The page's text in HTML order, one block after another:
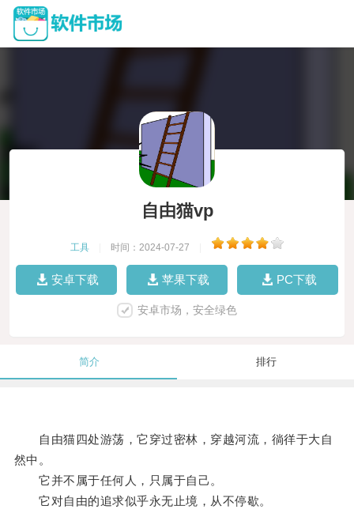
自由猫vp
工具 时间：2024-07-27
安卓下载 苹果下载 PC下载
安卓市场，安全绿色
简介 排行
自由猫四处游荡，它穿过密林，穿越河流，徜徉于大自
然中。
它并不属于任何人，只属于自己。
它对自由的追求似乎永无止境，从不停歇。